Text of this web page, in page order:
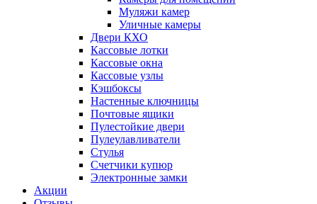
Муляжи камер
Уличные камеры
Двери КХО
Кассовые лотки
Кассовые окна
Кассовые узлы
Кэшбоксы
Настенные ключницы
Почтовые ящики
Пулестойкие двери
Пулеулавливатели
Стулья
Счетчики купюр
Электронные замки
Акции